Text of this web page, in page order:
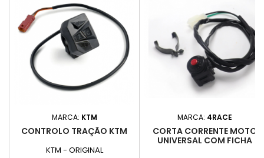
MARCA: KTM
CONTROLO TRAÇÃO KTM
KTM - ORIGINAL
MARCA: 4RACE
CORTA CORRENTE MOTO
UNIVERSAL COM FICHA